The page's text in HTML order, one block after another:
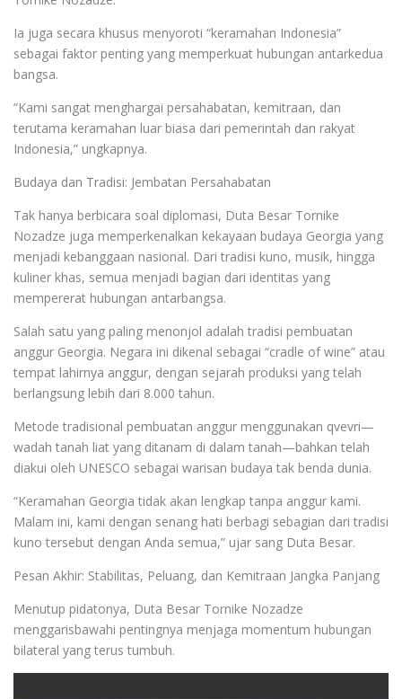
Ia juga secara khusus menyoroti “keramahan Indonesia”
sebagai faktor penting yang memperkuat hubungan antarkedua
bangsa.
“Kami sangat menghargai persahabatan, kemitraan, dan
terutama keramahan luar biasa dari pemerintah dan rakyat
Indonesia,” ungkapnya.
Budaya dan Tradisi: Jembatan Persahabatan
Tak hanya berbicara soal diplomasi, Duta Besar Tornike
Nozadze juga memperkenalkan kekayaan budaya Georgia yang
menjadi kebanggaan nasional. Dari tradisi kuno, musik, hingga
kuliner khas, semua menjadi bagian dari identitas yang
mempererat hubungan antarbangsa.
Salah satu yang paling menonjol adalah tradisi pembuatan
anggur Georgia. Negara ini dikenal sebagai “cradle of wine” atau
tempat lahirnya anggur, dengan sejarah produksi yang telah
berlangsung lebih dari 8.000 tahun.
Metode tradisional pembuatan anggur menggunakan qvevri—
wadah tanah liat yang ditanam di dalam tanah—bahkan telah
diakui oleh UNESCO sebagai warisan budaya tak benda dunia.
“Keramahan Georgia tidak akan lengkap tanpa anggur kami.
Malam ini, kami dengan senang hati berbagi sebagian dari tradisi
kuno tersebut dengan Anda semua,” ujar sang Duta Besar.
Pesan Akhir: Stabilitas, Peluang, dan Kemitraan Jangka Panjang
Menutup pidatonya, Duta Besar Tornike Nozadze
menggarisbawahi pentingnya menjaga momentum hubungan
bilateral yang terus tumbuh.